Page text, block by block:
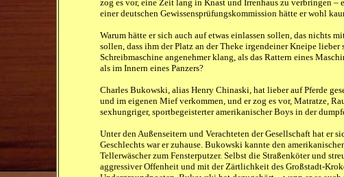
zog es vor, eine Zeit lang in Knast und Irrenhaus zu verbringen
einer deutschen Gewissensprüfungskommission hätte er wohl
Warum hätte er sich auch auf etwas einlassen sollen, das nichts
sollen, dass ihm der Platz an der Theke irgendeiner Kneipe
Schreibmaschine angenehmer klang, als das Rattern eines
als im Innern eines Panzers?
Charles Bukowski, alias Henry Chinaski, hat lieber auf Pferde
und im eigenen Mief verkommen, und er zog es vor, Matratze,
sexhungriger, sportbegeisterter amerikanischer Boys in der
Unter den Außenseitern und Verachteten der Gesellschaft hat
Geschlechts war er zuhause. Bukowski kannte den
Tellerwäscher zum Fensterputzer. Selbst die Straßenköter und
aggressiver Offenheit und mit der Zärtlichkeit des Großstadt-